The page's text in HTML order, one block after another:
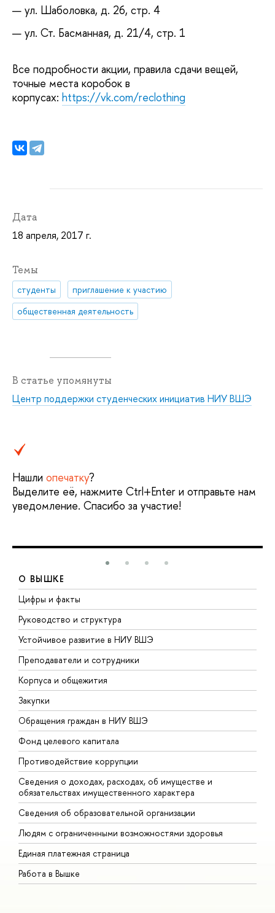
ул. Шаболовка, д. 26, стр. 4
ул. Ст. Басманная, д. 21/4, стр. 1
Все подробности акции, правила сдачи вещей,
точные места коробок в
корпусах: https://vk.com/reclothing
Дата
18 апреля, 2017 г.
Темы
студенты
приглашение к участию
общественная деятельность
В статье упомянуты
Центр поддержки студенческих инициатив НИУ ВШЭ
Нашли опечатку?
Выделите её, нажмите Ctrl+Enter и отправьте нам
уведомление. Спасибо за участие!
О ВЫШКЕ
Цифры и факты
Руководство и структура
Устойчивое развитие в НИУ ВШЭ
Преподаватели и сотрудники
Корпуса и общежития
Закупки
Обращения граждан в НИУ ВШЭ
Фонд целевого капитала
Противодействие коррупции
Сведения о доходах, расходах, об имуществе и
обязательствах имущественного характера
Сведения об образовательной организации
Людям с ограниченными возможностями здоровья
Единая платежная страница
Работа в Вышке